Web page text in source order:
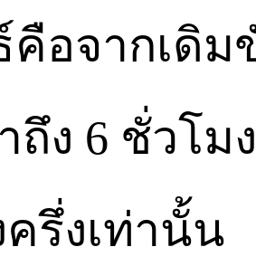
อจากเดิม
ถึง 6 ชั่วโ
รึ่งเท่านั้น